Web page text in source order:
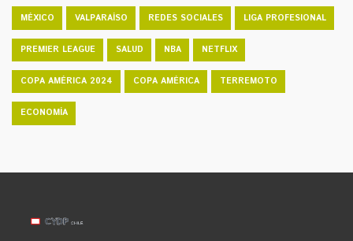
MÉXICO VALPARAÍSO REDES SOCIALES LIGA PROFESIONAL
PREMIER LEAGUE SALUD NBA NETFLIX
COPA AMÉRICA 2024 COPA AMÉRICA TERREMOTO
ECONOMÍA